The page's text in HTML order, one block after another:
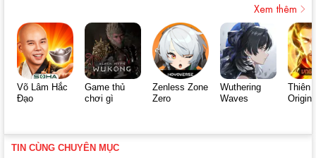
Xem thêm
Võ Lâm Hắc
Đạo
Game thủ
chơi gì
Zenless Zone
Zero
Wuthering
Waves
Thiên
Origin
TIN CÙNG CHUYÊN MỤC